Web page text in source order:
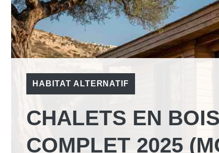
HABITAT ALTERNATIF
CHALETS EN
COMPLET 2025